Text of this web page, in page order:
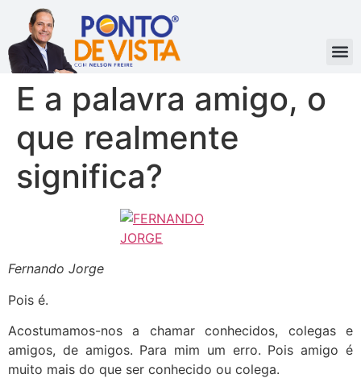
E a palavra amigo, o
que realmente
significa?
Fernando Jorge
Pois é.
Acostumamos-nos a chamar conhecidos, colegas e
amigos, de amigos. Para mim um erro. Pois amigo é
muito mais do que ser conhecido ou colega.